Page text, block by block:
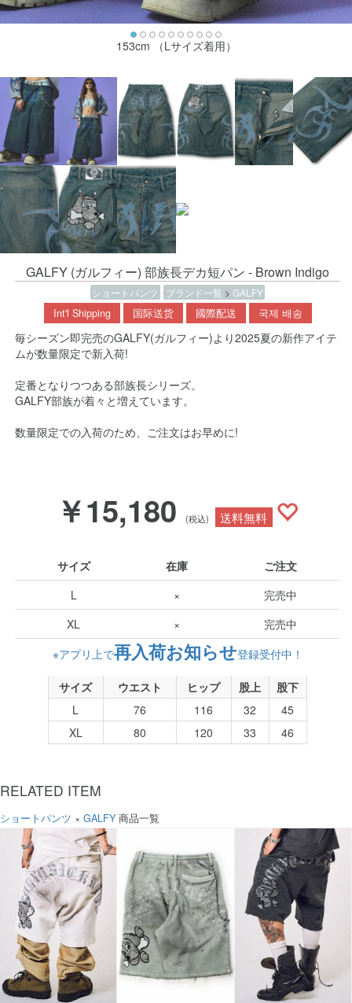
153cm （Lサイズ着用）
GALFY (ガルフィー) 部族長デカ短パン - Brown Indigo
ショートパンツ ブランド一覧 > GALFY
Int'l Shipping 国际送货 國際配送 국제 배송
毎シーズン即完売のGALFY(ガルフィー)より2025夏の新作アイテ
ムが数量限定で新入荷!
定番となりつつある部族長シリーズ。
GALFY部族が着々と増えています。
数量限定での入荷のため、ご注文はお早めに!
￥15,180 (税込) 送料無料
サイズ 在庫
ご注文
L
×
完売中
XL
×
完売中
※アプリ上で再入荷お知らせ登録受付中！
サイズ ウエスト ヒップ 股上
股下
L
76 116 32
45
XL
80 120 33 46
RELATED ITEM
ショートパンツ × GALFY 商品一覧